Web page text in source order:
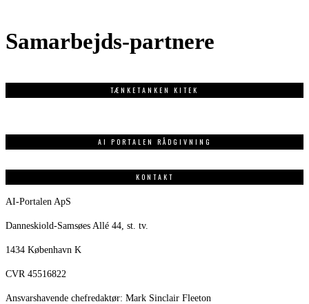
Samarbejds-partnere
TÆNKETANKEN KITEK
AI PORTALEN RÅDGIVNING
KONTAKT
AI-Portalen ApS
Danneskiold-Samsøes Allé 44, st. tv.
1434 København K
CVR 45516822
Ansvarshavende chefredaktør: Mark Sinclair Fleeton